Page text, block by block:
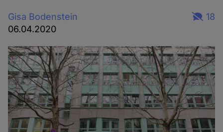
Gisa Bodenstein
06.04.2020
18